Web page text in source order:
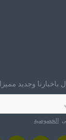
وجديد
الخصوصية